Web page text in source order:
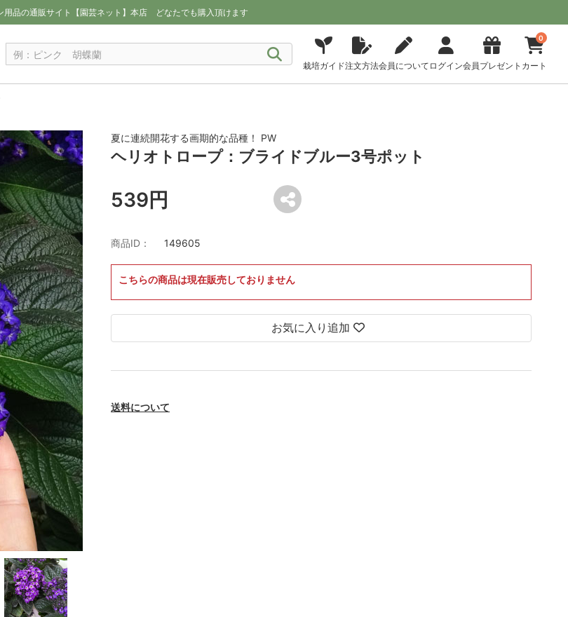
用品の通販サイト【園芸ネット】本店 どなたでも購入頂けます
栽培ガイド注文方法会員について ログイン会員プレゼント
0
カート
夏に連続開花する画期的な品種！ PW
ヘリオトロープ：ブライドブルー3号ポット
539円
商品ID： 149605
こちらの商品は現在販売しておりません
お気に入り追加
送料について